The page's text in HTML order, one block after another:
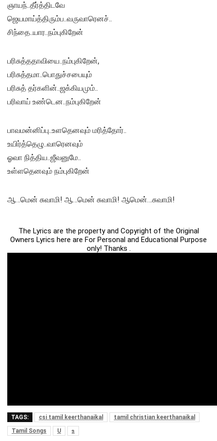
ஞாயந்..தீர்த்திடவே
ஜெயமாய்த்திரும்ப..வருவாரெனச்..
சிந்தை..யார..நம்புகிறேன்
பரிசுத்ததாவியை..நம்புகிறேன்,
பரிசுத்தமா..பொதுச்சபையும்
பரிசுத் தர்களின்..ஜக்கியமும்..
பரிவாய் உண்டென..நம்புகிறேன்
பாவமன்னிப்பு..உளதெனவும் மரித்தோர்..
உயிர்த்தெழு..வாரெனவும்
ஓவா நித்திய..ஜீவனுமே..
உள்ளதெனவும் நம்புகிறேன்
ஆ…மென் சுவாமி! ஆ…மென் சுவாமி! ஆமென்…சுவாமி!
The Lyrics are the property and Copyright of the Original
Owners Lyrics here are For Personal and Educational Purpose
only! Thanks .
TAGS: csi tamil keerthanaikal
tamil christian keerthanaikal
Tamil Songs
U உ